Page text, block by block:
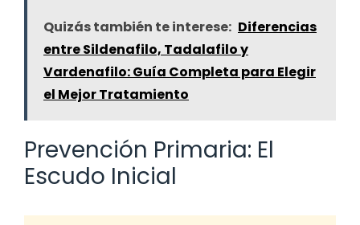
Quizás también te interese: Diferencias
entre Sildenafilo, Tadalafilo y
Vardenafilo: Guía Completa para Elegir
el Mejor Tratamiento
Prevención Primaria: El
Escudo Inicial